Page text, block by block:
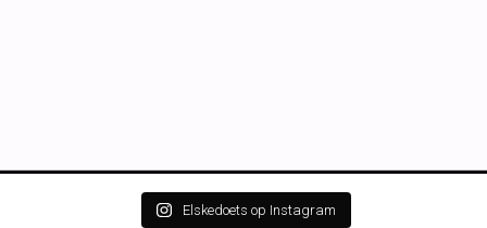
Elskedoets op Instagram